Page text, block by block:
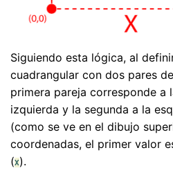
Siguiendo esta lógica, al
cuadrangular con dos pares
primera pareja corresponde a
izquierda y la segunda a la
(como se ve en el dibujo
coordenadas, el primer valor
(X).